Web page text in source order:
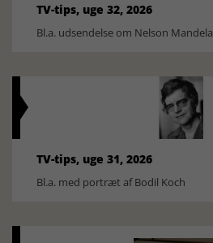
TV-tips, uge 32, 2026
Bl.a. udsendelse om Nelson Mandela
TV-tips, uge 31, 2026
Bl.a. med portræt af Bodil Koch